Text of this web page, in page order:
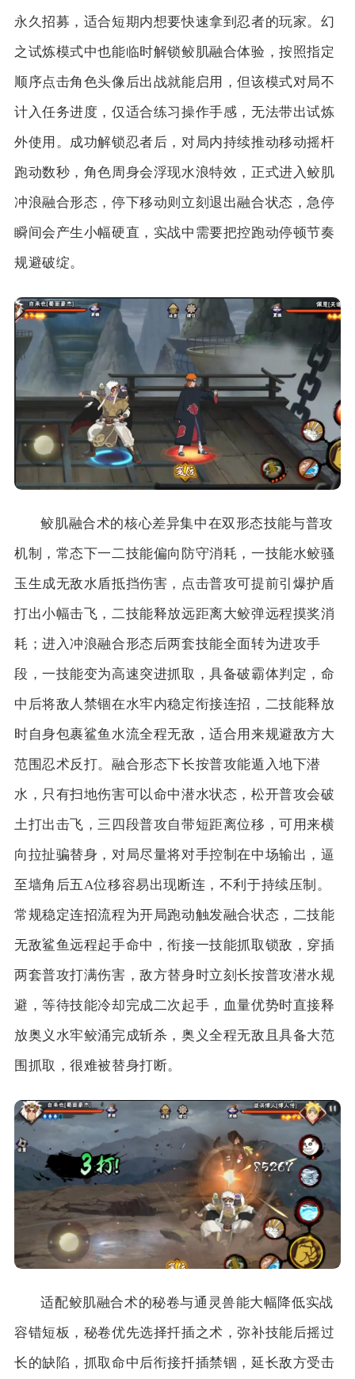
永久招募，适合短期内想要快速拿到忍者的玩家。幻
之试炼模式中也能临时解锁鲛肌融合体验，按照指定
顺序点击角色头像后出战就能启用，但该模式对局不
计入任务进度，仅适合练习操作手感，无法带出试炼
外使用。成功解锁忍者后，对局内持续推动移动摇杆
跑动数秒，角色周身会浮现水浪特效，正式进入鲛肌
冲浪融合形态，停下移动则立刻退出融合状态，急停
瞬间会产生小幅硬直，实战中需要把控跑动停顿节奏
规避破绽。
鲛肌融合术的核心差异集中在双形态技能与普攻
机制，常态下一二技能偏向防守消耗，一技能水鲛骚
玉生成无敌水盾抵挡伤害，点击普攻可提前引爆护盾
打出小幅击飞，二技能释放远距离大鲛弹远程摸奖消
耗；进入冲浪融合形态后两套技能全面转为进攻手
段，一技能变为高速突进抓取，具备破霸体判定，命
中后将敌人禁锢在水牢内稳定衔接连招，二技能释放
时自身包裹鲨鱼水流全程无敌，适合用来规避敌方大
范围忍术反打。融合形态下长按普攻能遁入地下潜
水，只有扫地伤害可以命中潜水状态，松开普攻会破
土打出击飞，三四段普攻自带短距离位移，可用来横
向拉扯骗替身，对局尽量将对手控制在中场输出，逼
至墙角后五A位移容易出现断连，不利于持续压制。
常规稳定连招流程为开局跑动触发融合状态，二技能
无敌鲨鱼远程起手命中，衔接一技能抓取锁敌，穿插
两套普攻打满伤害，敌方替身时立刻长按普攻潜水规
避，等待技能冷却完成二次起手，血量优势时直接释
放奥义水牢鲛涌完成斩杀，奥义全程无敌且具备大范
围抓取，很难被替身打断。
适配鲛肌融合术的秘卷与通灵兽能大幅降低实战
容错短板，秘卷优先选择扦插之术，弥补技能后摇过
长的缺陷，抓取命中后衔接扦插禁锢，延长敌方受击